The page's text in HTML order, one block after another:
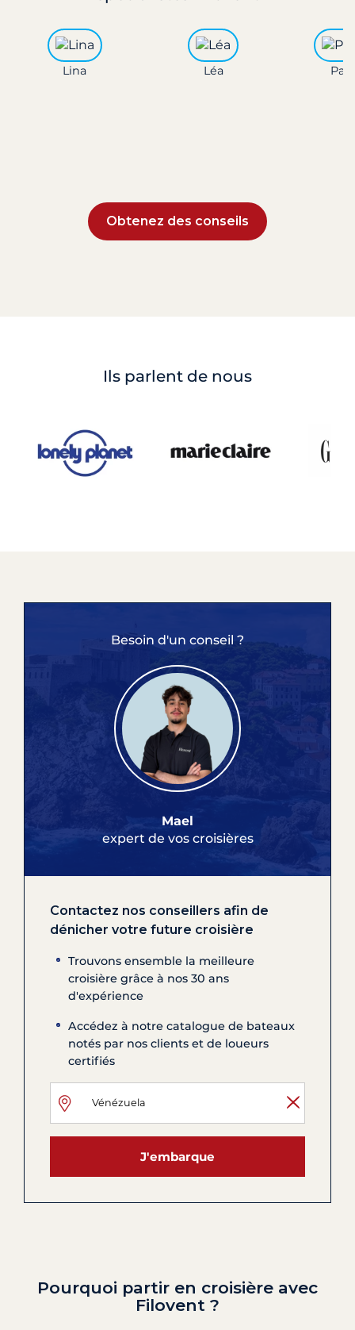
Lina Léa
Obtenez des conseils
Ils parlent de nous
Besoin d'un conseil ?
Mael
expert de vos croisières
Contactez nos conseillers afin de
dénicher votre future croisière
Trouvons ensemble la meilleure
croisière grâce à nos 30 ans
d'expérience
Accédez à notre catalogue de bateaux
notés par nos clients et de loueurs
certifiés
J'embarque
Pourquoi partir en croisière avec
Filovent ?